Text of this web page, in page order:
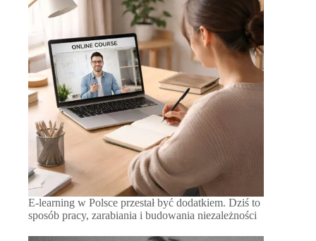
E-learning w Polsce przestał być dodatkiem. Dziś to
sposób pracy, zarabiania i budowania niezależności